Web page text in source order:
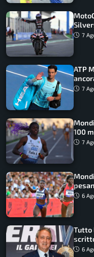
7
ATP
7
100
7
Non
6
Tutto
6